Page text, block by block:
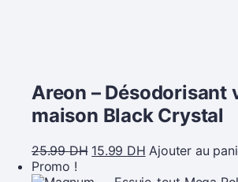
Areon – Désodorisant
maison Black Crystal
25.99DH 15.99 DH Ajouter au
Promo !